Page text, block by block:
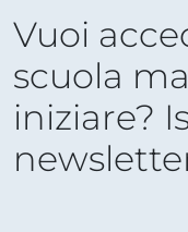
Vuoi
scuola
iniziare?